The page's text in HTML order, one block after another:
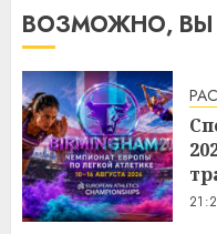
ВОЗМОЖНО, ВЫ